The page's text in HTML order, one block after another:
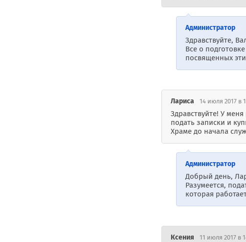
Администратор
Здравствуйте,
Все о
посвященных
Лариса 14 июля 2017 в
Здравствуйте! У
подать записки и
Храме до начала
Администратор
Добрый день,
Разумеется,
которая
Ксения 11 июля 2017 в